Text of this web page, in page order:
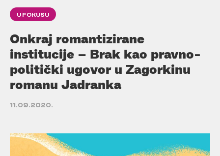
U FOKUSU
Onkraj romantizirane
institucije – Brak kao pravno-
politički ugovor u Zagorkinu
romanu Jadranka
11.09.2020.